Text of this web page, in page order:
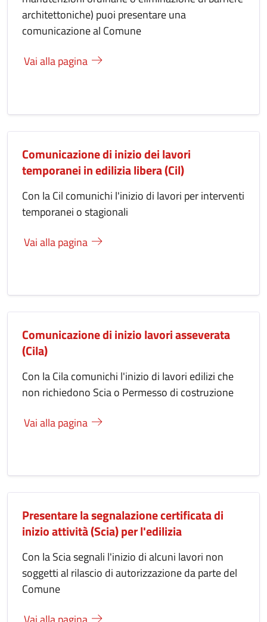
architettoniche) puoi presentare una
comunicazione al Comune
Vai alla pagina
Comunicazione di inizio dei lavori
temporanei in edilizia libera (Cil)
Con la Cil comunichi l'inizio di lavori per interventi
temporanei o stagionali
Vai alla pagina
Comunicazione di inizio lavori asseverata
(Cila)
Con la Cila comunichi l'inizio di lavori edilizi che
non richiedono Scia o Permesso di costruzione
Vai alla pagina
Presentare la segnalazione certificata di
inizio attività (Scia) per l'edilizia
Con la Scia segnali l'inizio di alcuni lavori non
soggetti al rilascio di autorizzazione da parte del
Comune